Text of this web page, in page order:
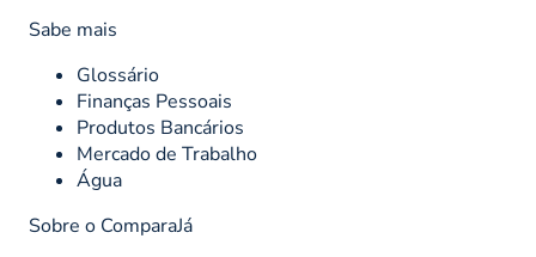
Sabe mais
Glossário
Finanças Pessoais
Produtos Bancários
Mercado de Trabalho
Água
Sobre o ComparaJá